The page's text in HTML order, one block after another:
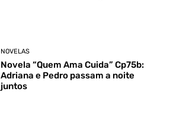
NOVELAS
Novela “Quem Ama Cuida” Cp75b:
Adriana e Pedro passam a noite
juntos